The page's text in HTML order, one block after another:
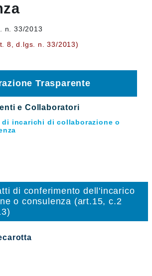
n. 33/2013
8, d.lgs. n. 33/2013)
Trasparente
e Collaboratori
incarichi di collaborazione o
di conferimento dell'incarico
o consulenza (art.15, c.2